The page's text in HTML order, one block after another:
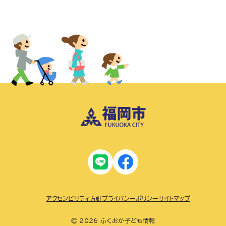
© 2026 ふくおか子ども情報
アクセシビリティ方針プライバシーポリシーサイトマップ